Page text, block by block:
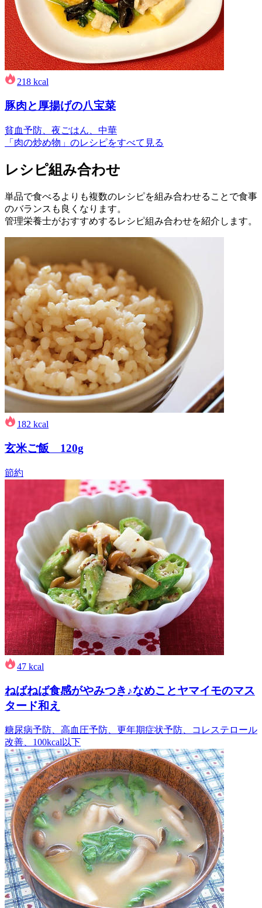
218 kcal
豚肉と厚揚げの八宝菜
貧血予防、夜ごはん、中華
「肉の炒め物」のレシピをすべて見る
レシピ組み合わせ
単品で食べるよりも複数のレシピを組み合わせることで食事
のバランスも良くなります。
管理栄養士がおすすめするレシピ組み合わせを紹介します。
182 kcal
玄米ご飯 120g
節約
47 kcal
ねばねば食感がやみつき♪なめことヤマイモのマス
タード和え
糖尿病予防、高血圧予防、更年期症状予防、コレステロール
改善、100kcal以下